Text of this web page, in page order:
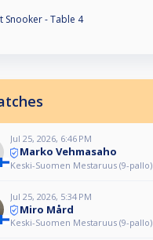
Snooker - Table 4
Jul 25, 2026, 6:46 PM
Marko Vehmasaho
Keski-Suomen Mestaruus (9-pallo)
Jul 25, 2026, 5:34 PM
Miro Mård
Keski-Suomen Mestaruus (9-pallo)